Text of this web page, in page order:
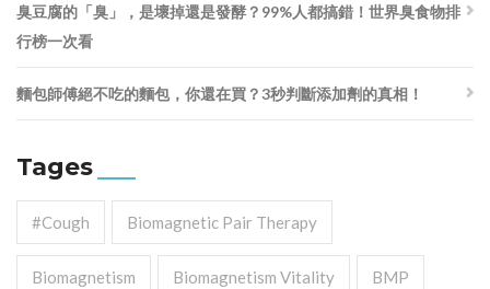
臭豆腐的「臭」，是壞掉還是發酵？99%人都搞錯！世界臭食物排
行榜一次看
麵包師傅絕不吃的麵包，你還在買？3秒判斷添加劑的真相！
Tages
#cough Biomagnetic Pair Therapy
Biomagnetism Biomagnetism Vitality BMP